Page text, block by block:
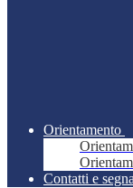
Orientamento
Contatti e